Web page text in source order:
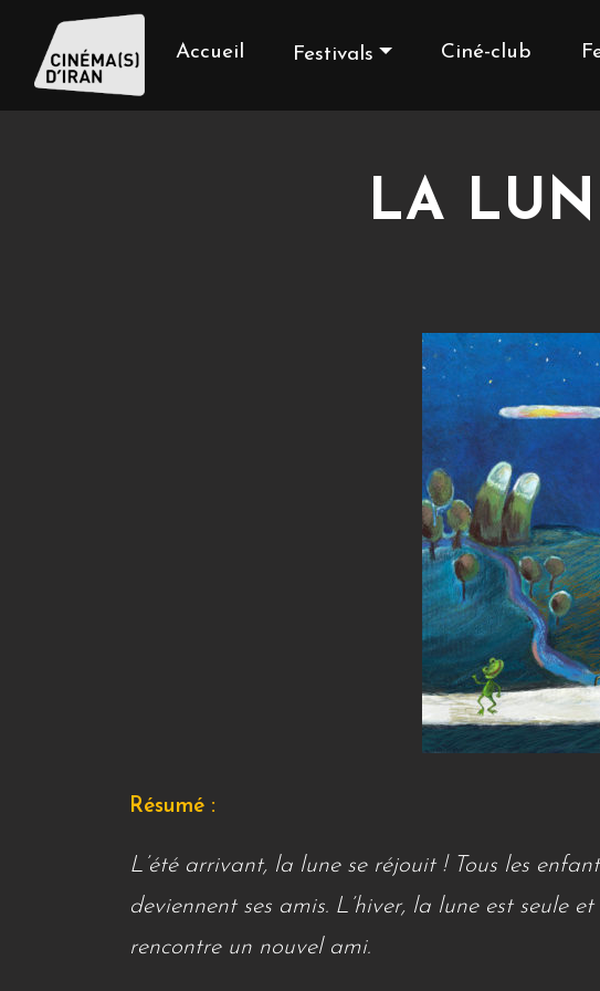
Accueil Festivals Ciné-club
LA
Résumé :
L’été arrivant, la lune se réjouit ! Tous les
deviennent ses amis. L’hiver, la lune est seule
rencontre un nouvel ami.